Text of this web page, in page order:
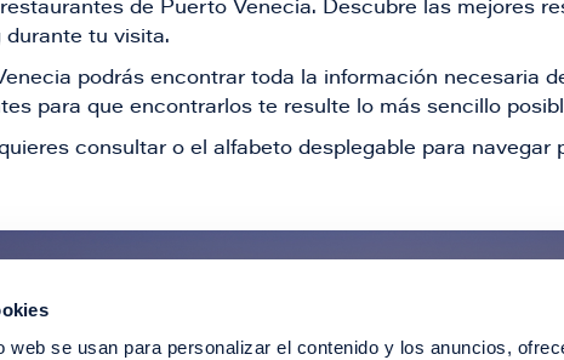
web se usan para personalizar el contenido y los anuncios,
de Puerto Venecia. Descubre las mejores
tu visita.
podrás encontrar toda la información necesaria
para que encontrarlos te resulte lo más sencillo
consultar o el alfabeto desplegable para navegar
de todas nuestras